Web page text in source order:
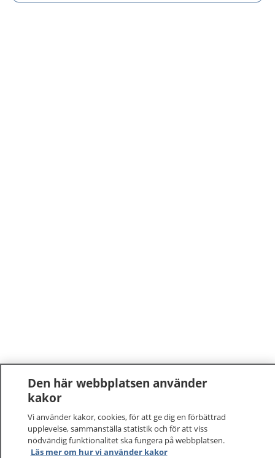
Den här webbplatsen använder
kakor
Vi använder kakor, cookies, för att ge dig en förbättrad
upplevelse, sammanställa statistik och för att viss
nödvändig funktionalitet ska fungera på webbplatsen.
Läs mer om hur vi använder kakor